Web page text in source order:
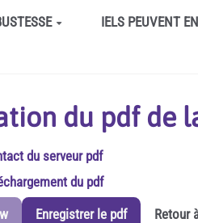
IELS PEUVENT
du pdf de
du serveur pdf
du pdf
Enregistrer le pdf Retour